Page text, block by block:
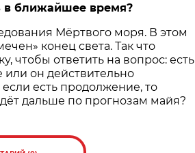
в ближайшее время?
Мёртвого моря. В этом
конец света. Так что
чтобы ответить на вопрос: есть
он действительно
есть продолжение, то
дальше по прогнозам майя?